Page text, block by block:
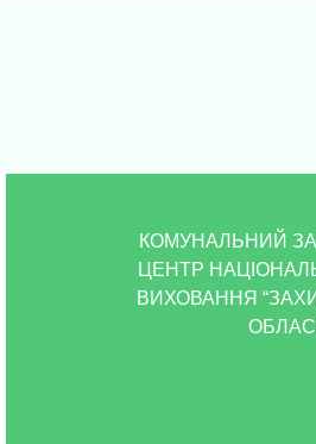
КОМУНАЛЬНИЙ
ЦЕНТР
ВИХОВАННЯ